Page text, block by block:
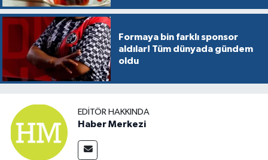
Formaya bin farklı sponsor
aldılar! Tüm dünyada gündem
oldu
EDITÖR HAKKINDA
Haber Merkezi